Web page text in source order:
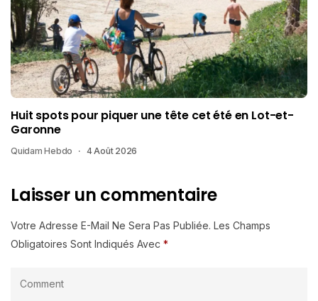
Huit spots pour piquer une tête cet été en Lot-et-
Garonne
Quidam Hebdo 4 Août 2026
Laisser un commentaire
Votre Adresse E-Mail Ne Sera Pas Publiée. Les Champs
Obligatoires Sont Indiqués Avec *